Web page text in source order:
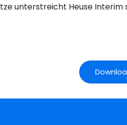
unterstreicht Heuse